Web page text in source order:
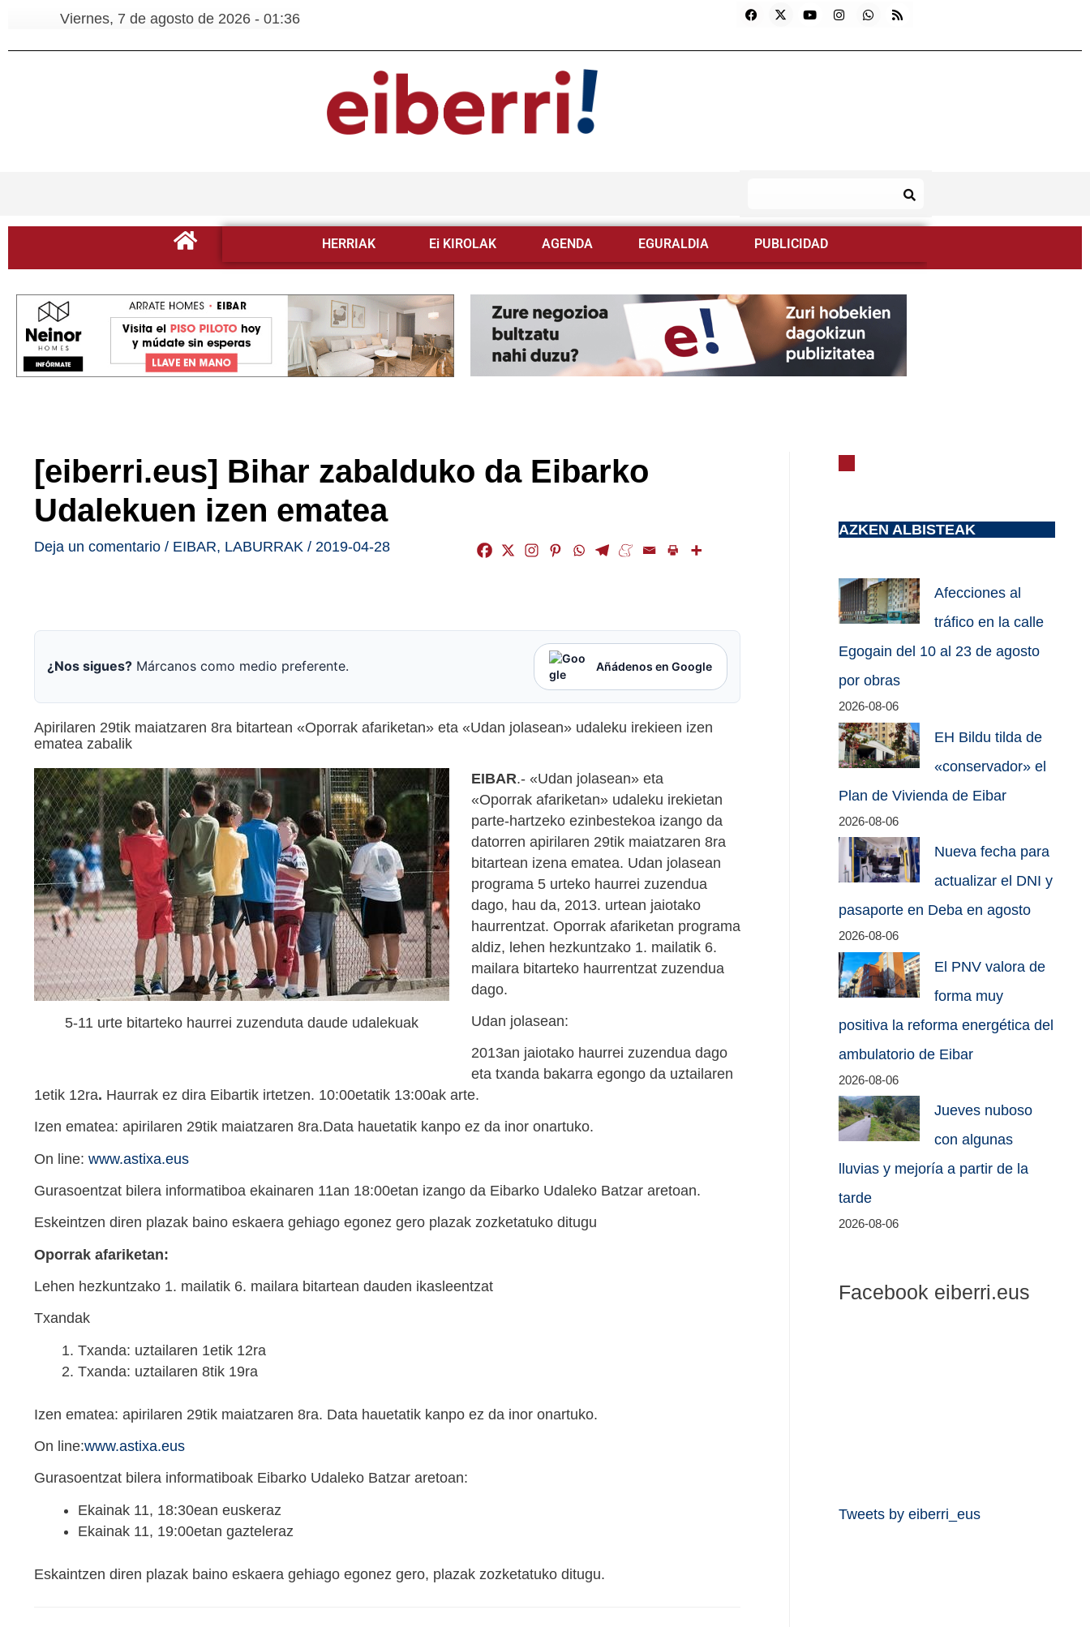
Viernes, 7 de agosto de 2026 - 01:36
HERRIAK Ei KIROLAK AGENDA EGURALDIA PUBLICIDAD
[eiberri.eus] Bihar zabalduko da Eibarko
Udalekuen izen ematea
Deja un comentario / EIBAR, LABURRAK / 2019-04-28
¿Nos sigues? Márcanos como medio preferente. Añádenos en Google
Apirilaren 29tik maiatzaren 8ra bitartean «Oporrak afariketan» eta «Udan jolasean» udaleku irekieen izen
ematea zabalik
5-11 urte bitarteko haurrei zuzenduta daude udalekuak
EIBAR.- «Udan jolasean» eta
«Oporrak afariketan» udaleku irekietan
parte-hartzeko ezinbestekoa izango da
datorren apirilaren 29tik maiatzaren 8ra
bitartean izena ematea. Udan jolasean
programa 5 urteko haurrei zuzendua
dago, hau da, 2013. urtean jaiotako
haurrentzat. Oporrak afariketan programa
aldiz, lehen hezkuntzako 1. mailatik 6.
mailara bitarteko haurrentzat zuzendua
dago.
Udan jolasean:
2013an jaiotako haurrei zuzendua dago
eta txanda bakarra egongo da uztailaren
1etik 12ra. Haurrak ez dira Eibartik irtetzen. 10:00etatik 13:00ak arte.
Izen ematea: apirilaren 29tik maiatzaren 8ra.Data hauetatik kanpo ez da inor onartuko.
On line: www.astixa.eus
Gurasoentzat bilera informatiboa ekainaren 11an 18:00etan izango da Eibarko Udaleko Batzar aretoan.
Eskeintzen diren plazak baino eskaera gehiago egonez gero plazak zozketatuko ditugu
Oporrak afariketan:
Lehen hezkuntzako 1. mailatik 6. mailara bitartean dauden ikasleentzat
Txandak
Txanda: uztailaren 1etik 12ra
Txanda: uztailaren 8tik 19ra
Izen ematea: apirilaren 29tik maiatzaren 8ra. Data hauetatik kanpo ez da inor onartuko.
On line:www.astixa.eus
Gurasoentzat bilera informatiboak Eibarko Udaleko Batzar aretoan:
Ekainak 11, 18:30ean euskeraz
Ekainak 11, 19:00etan gazteleraz
Eskaintzen diren plazak baino eskaera gehiago egonez gero, plazak zozketatuko ditugu.
AZKEN ALBISTEAK
Afecciones al
tráfico en la calle
Egogain del 10 al 23 de agosto
por obras
2026-08-06
EH Bildu tilda de
«conservador» el
Plan de Vivienda de Eibar
2026-08-06
Nueva fecha para
actualizar el DNI y
pasaporte en Deba en agosto
2026-08-06
El PNV valora de
forma muy
positiva la reforma energética del
ambulatorio de Eibar
2026-08-06
Jueves nuboso
con algunas
lluvias y mejoría a partir de la
tarde
2026-08-06
Facebook eiberri.eus
Tweets by eiberri_eus